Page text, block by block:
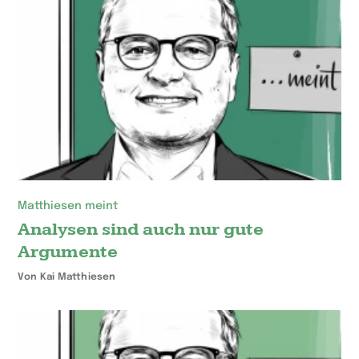
Matthiesen meint
Analysen sind auch nur gute
Argumente
Von Kai Matthiesen